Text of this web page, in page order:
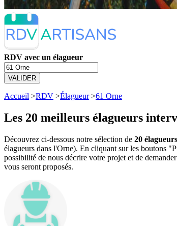
RDV avec un élagueur
VALIDER
Accueil >RDV >Élagueur>61 Orne
Les 20 meilleurs élagueurs
Découvrez ci-dessous notre sélection de 20
élagueurs dans l'Orne). En cliquant sur les boutons
possibilité de nous décrire votre projet et de
vous seront proposés.